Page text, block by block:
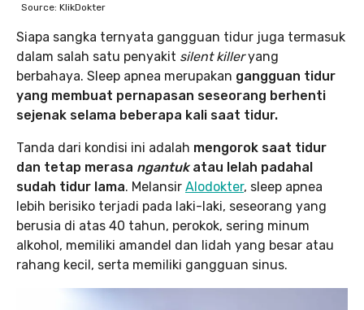
Source: KlikDokter
Siapa sangka ternyata gangguan tidur juga termasuk
dalam salah satu penyakit silent killeryang
berbahaya. Sleep apnea merupakan gangguan tidur
yang membuat pernapasan seseorang berhenti
sejenak selama beberapa kali saat tidur.
Tanda dari kondisi ini adalah mengorok saat tidur
dan tetap merasa ngantukatau lelah padahal
sudah tidur lama. Melansir Alodokter, sleep apnea
lebih berisiko terjadi pada laki-laki, seseorang yang
berusia di atas 40 tahun, perokok, sering minum
alkohol, memiliki amandel dan lidah yang besar atau
rahang kecil, serta memiliki gangguan sinus.